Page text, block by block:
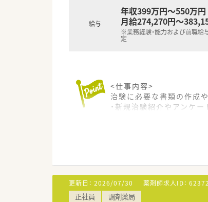
給与
年収399万円～550万円
月給274,270円～
※業務経験・能力および前職給
定
<仕事内容>
治験に必要な書類の作成
・新規治験紹介やアンケ
・契約書の作成や管理、
■治験業界大手／安定基
い環境です。
■人材開発にも注力してお
更新日： 2026/07/30 薬剤師求人ID：
正社員 調剤薬局